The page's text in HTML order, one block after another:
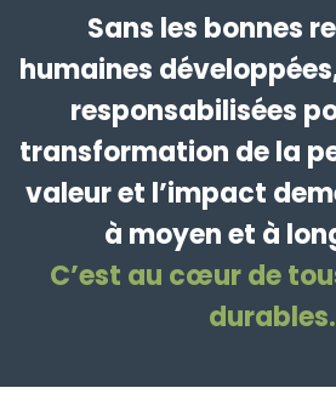
Sans les bonnes
humaines
responsabilisées
transformation de la
valeur et l’impact
à moyen et à
C’est au cœur de
durables.